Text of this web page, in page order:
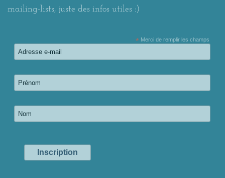
mailing-lists, juste des infos utiles :)
* Merci de remplir les champs